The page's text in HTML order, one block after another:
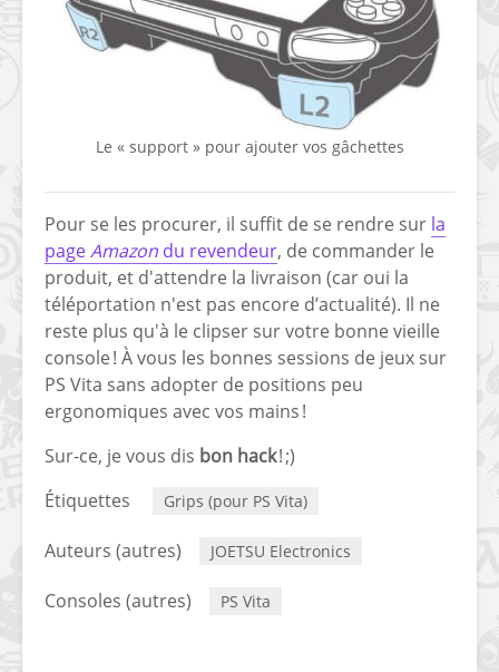
Le « support » pour ajouter vos gâchettes
Pour se les procurer, il suffit de se rendre sur la
pageAmazon du revendeur, de commander le
produit, et d'attendre la livraison (car oui la
téléportation n'est pas encore d’actualité). Il ne
reste plus qu'à le clipser sur votre bonne vieille
console ! À vous les bonnes sessions de jeux sur
PS Vita sans adopter de positions peu
ergonomiques avec vos mains !
Sur-ce, je vous dis bon hack! ;)
Étiquettes
Grips (pour PS Vita)
Auteurs (autres) JOETSU Electronics
Consoles (autres) PS Vita
possible avec Baryon
Sweeper !
[PS4] TUTO - Hacker
/ Jailbreaker sa PS4
fameux jailbreak pour
6.72 / 7.02
[Vita] La team CBPS
dévoile dans une
vidéo une flopée de
nouveaux projets
de test
[3DS]
TUTO -
qui fête